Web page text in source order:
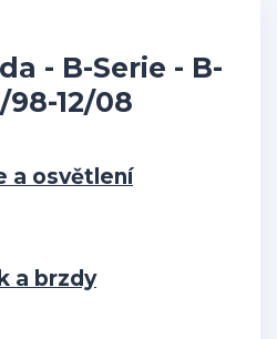
- B-Serie - B-
98-12/08
a osvětlení
a brzdy